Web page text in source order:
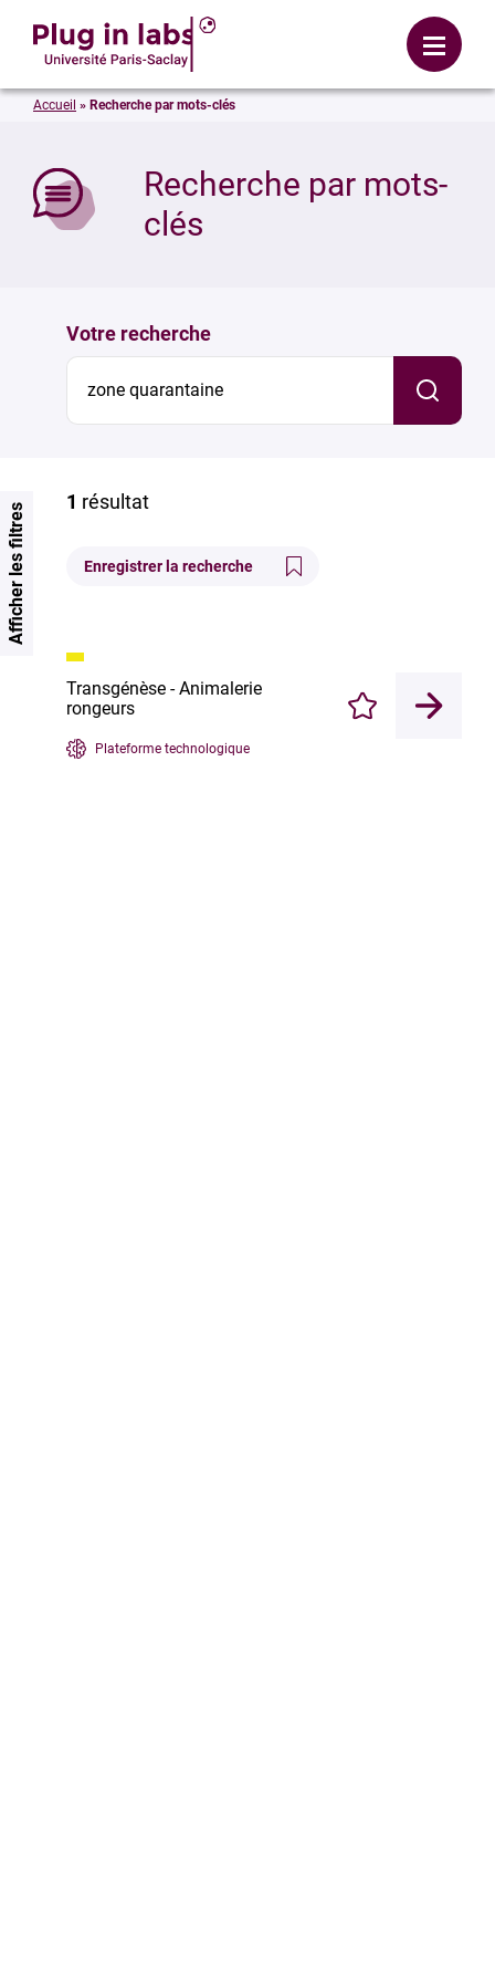
Menu
Recherche par mots-
clés
Accueil » Recherche par mots-clés
Votre recherche
1 résultat
Enregistrer la recherche
Transgénèse - Animalerie
rongeurs
Plateforme technologique
Enregistrer
Afficher les filtres